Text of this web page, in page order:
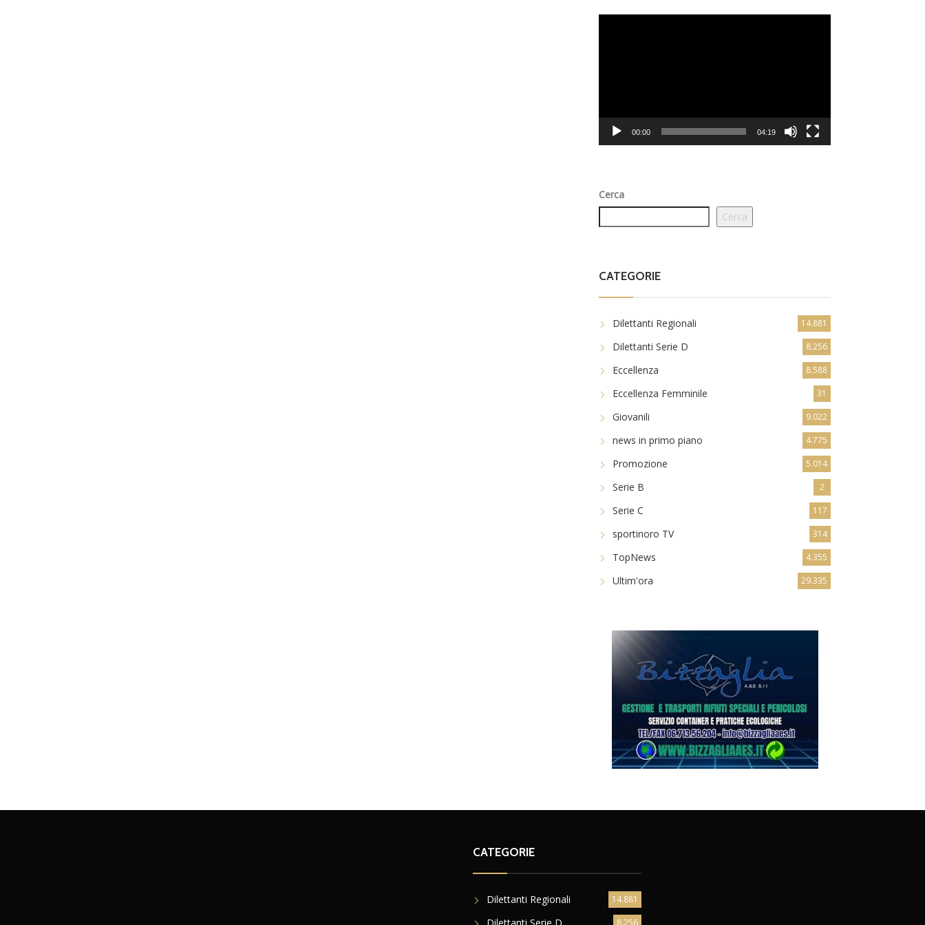
00:00 04:19
Cerca
Cerca
CATEGORIE
Dilettanti Regionali 14.881
Dilettanti Serie D 8.256
Eccellenza 8.588
Eccellenza Femminile 31
Giovanili 9.022
news in primo piano 4.775
Promozione 5.014
Serie B 2
Serie C 117
sportinoro TV 314
TopNews 4.355
Ultim'ora 29.335
CATEGORIE
Dilettanti Regionali 14.881
8.256